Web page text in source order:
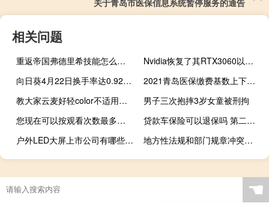
关于青岛市医保信息系统暂停服务的通告
相关问题
重返帝国弗德里希技能怎么搭配 弗德里希技能搭配推荐
Nvidia恢复了其RTX3060以太坊加密货币的采矿限制
向日葵4月22日换手率达0.92% 股票市值30.91亿 一分钟教你看懂
2021青岛医保缴费基数上下限是多少
教大家云麦好轻color不适用于哪些人群
男子三次抱摔3岁女童被刑拘
您现在可以按观看次数最多对YouTube电视上的频道进行排序
贷款车保险可以退保吗 第二年可不可以自己买？
户外LED大屏上市公司有哪些 户外LED大屏概念股一览表
地方性法规和部门规章冲突怎么办（地方性法规）
☚